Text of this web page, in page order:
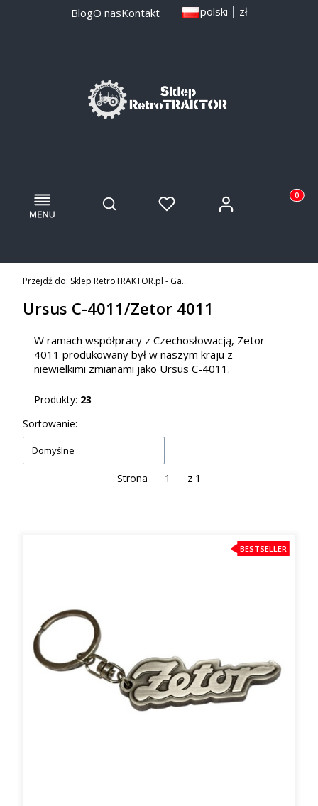
BlogO nasKontakt polski zł
Menu Otwórz wyszukiwarkę
Szukaj Ulubione Zaloguj się Koszyk
Przejdź do: Sklep RetroTRAKTOR.pl - Gadżety i części do zabytkowych traktorów i maszyn
Ursus C-4011/Zetor 4011
W ramach współpracy z Czechosłowacją, Zetor
4011 produkowany był w naszym kraju z
niewielkimi zmianami jako Ursus C-4011.
Produkty: 23
Lista produktów
Sortowanie:
Domyślne
Strona z 1
BESTSELLER